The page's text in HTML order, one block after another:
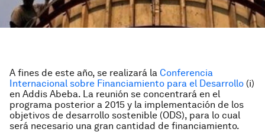
A fines de este año, se realizará la Conferencia
Internacional sobre Financiamiento para el Desarrollo (i)
en Addis Abeba. La reunión se concentrará en el
programa posterior a 2015 y la implementación de los
objetivos de desarrollo sostenible (ODS), para lo cual
será necesario una gran cantidad de financiamiento.